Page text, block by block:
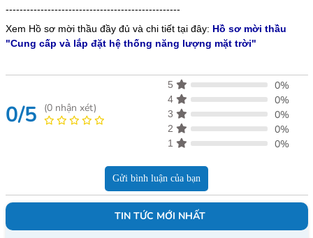
--------------------------------------------------
Xem Hồ sơ mời thầu đầy đủ và chi tiết tại đây: Hồ sơ mời thầu
"Cung cấp và lắp đặt hệ thống năng lượng mặt trời"
0/5 (0nhận xét)
5 0%
4 0%
3 0%
2 0%
1 0%
Gửi bình luận của bạn
TIN TỨC MỚI NHẤT